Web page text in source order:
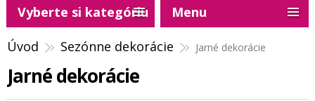
Úvod Sezónne dekorácie Jarné dekorácie
Jarné dekorácie
Vyberte si kategóriu Menu